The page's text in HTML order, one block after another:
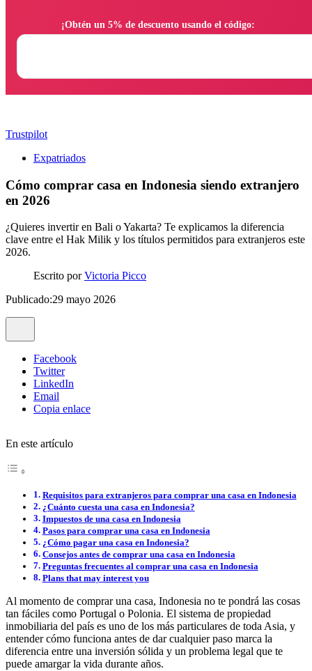
Trustpilot
Expatriados
Cómo comprar casa en Indonesia siendo extranjero
en 2026
¿Quieres invertir en Bali o Yakarta? Te explicamos la diferencia
clave entre el Hak Milik y los títulos permitidos para extranjeros este
2026.
Escrito porVictoria Picco
Publicado:29 mayo 2026
Facebook
Twitter
LinkedIn
Email
Copia enlace
En este artículo
Requisitos para extranjeros para comprar una casa en Indonesia
¿Cuánto cuesta una casa en Indonesia?
Impuestos de una casa en Indonesia
Pasos para comprar una casa en Indonesia
¿Cómo pagar una casa en Indonesia?
Consejos antes de comprar una casa en Indonesia
Preguntas frecuentes al comprar una casa en Indonesia
Plans that may interest you
Al momento de comprar una casa, Indonesia no te pondrá las cosas
tan fáciles como Portugal o Polonia. El sistema de propiedad
inmobiliaria del país es uno de los más particulares de toda Asia, y
entender cómo funciona antes de dar cualquier paso marca la
diferencia entre una inversión sólida y un problema legal que te
puede amargar la vida durante años.